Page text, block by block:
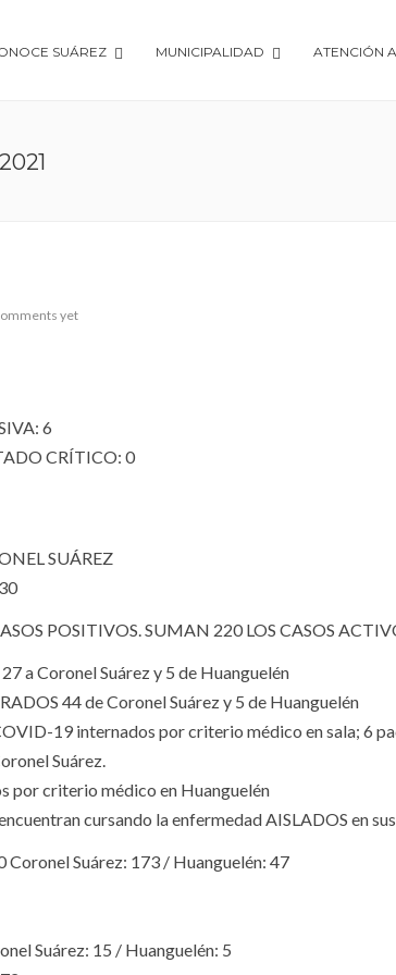
SUÁREZ MUNICIPALIDAD ATENCIÓN
yet
6
CRÍTICO: 0
SUÁREZ
POSITIVOS. SUMAN 220 LOS CASOS
a Coronel Suárez y 5 de Huanguelén
44 de Coronel Suárez y 5 de Huanguelén
19 internados por criterio médico en sala; 6
Suárez.
por criterio médico en Huanguelén
cursando la enfermedad AISLADOS en
Suárez: 173 / Huanguelén: 47
Suárez: 15 / Huanguelén: 5